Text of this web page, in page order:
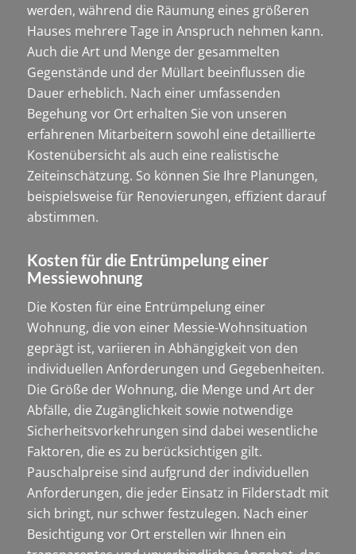
werden, während die Räumung eines größeren
Hauses mehrere Tage in Anspruch nehmen kann.
Auch die Art und Menge der gesammelten
Gegenstände und der Müllart beeinflussen die
Dauer erheblich. Nach einer umfassenden
Begehung vor Ort erhalten Sie von unseren
erfahrenen Mitarbeitern sowohl eine detaillierte
Kostenübersicht als auch eine realistische
Zeiteinschätzung. So können Sie Ihre Planungen,
beispielsweise für Renovierungen, effizient darauf
abstimmen.
Kosten für die Entrümpelung einer
Messiewohnung
Die Kosten für eine Entrümpelung einer
Wohnung, die von einer Messie-Wohnsituation
geprägt ist, variieren in Abhängigkeit von den
individuellen Anforderungen und Gegebenheiten.
Die Größe der Wohnung, die Menge und Art der
Abfälle, die Zugänglichkeit sowie notwendige
Sicherheitsvorkehrungen sind dabei wesentliche
Faktoren, die es zu berücksichtigen gilt.
Pauschalpreise sind aufgrund der individuellen
Anforderungen, die jeder Einsatz in Filderstadt mit
sich bringt, nur schwer festzulegen. Nach einer
Besichtigung vor Ort erstellen wir Ihnen ein